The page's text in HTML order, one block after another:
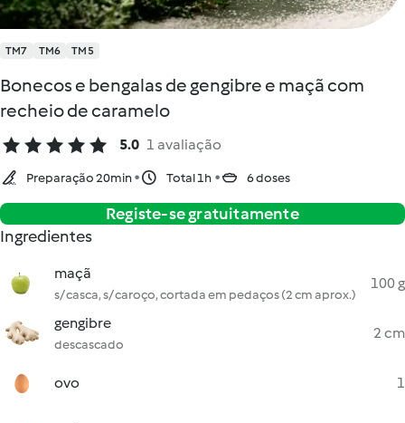
TM7 TM6 TM5
Bonecos e bengalas de gengibre e maçã com
recheio de caramelo
5.0 1 avaliação
Preparação 20min Total 1h 6 doses
Registe-se gratuitamente
Ingredientes
maçã
s/ casca, s/ caroço, cortada em pedaços (2 cm aprox.)
100 g
gengibre
descascado
2 cm
ovo 1